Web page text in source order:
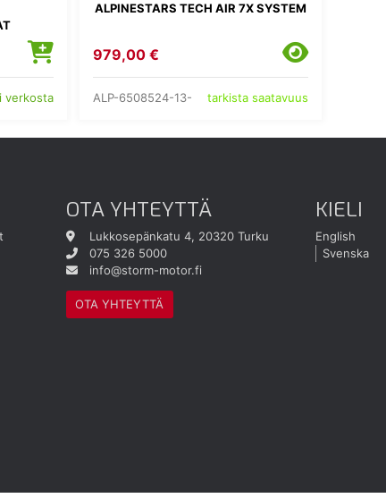
verkosta
ALPINESTARS TECH AIR 7X SYSTEM
979,00 €
ALP-6508524-13- tarkista saatavuus
OTA YHTEYTTÄ
Lukkosepänkatu 4, 20320 Turku
075 326 5000
info@storm-motor.fi
OTA YHTEYTTÄ
KIELI
English
Svenska